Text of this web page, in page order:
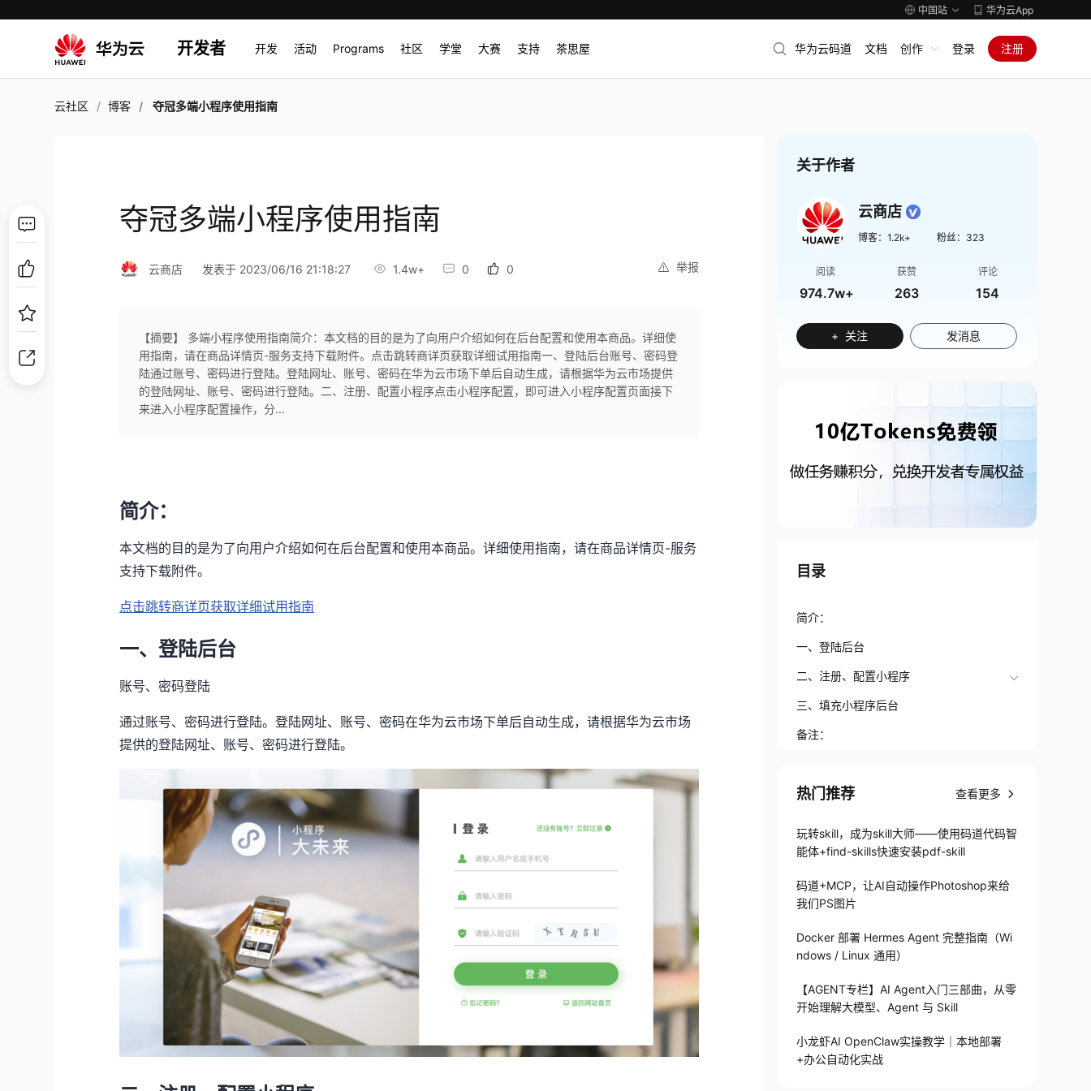
中国站 华为云App
开发者 开发 活动 Programs 社区 学堂 大赛 支持 茶思屋 华为云码道 文档 创作 登录 注册
云社区 博客 夺冠多端小程序使用指南
夺冠多端小程序使用指南
举报
云商店 发表于 2023/06/16 21:18:27 1.4w+ 0 0
【摘要】 多端小程序使用指南简介：本文档的目的是为了向用户介绍如何在后台配置和使用本商品。详细使
用指南，请在商品详情页-服务支持下载附件。点击跳转商详页获取详细试用指南一、登陆后台账号、密码登
陆通过账号、密码进行登陆。登陆网址、账号、密码在华为云市场下单后自动生成，请根据华为云市场提供
的登陆网址、账号、密码进行登陆。二、注册、配置小程序点击小程序配置，即可进入小程序配置页面接下
来进入小程序配置操作，分...
简介：
本文档的目的是为了向用户介绍如何在后台配置和使用本商品。详细使用指南，请在商品详情页-服务
支持下载附件。
点击跳转商详页获取详细试用指南
一、登陆后台
账号、密码登陆
通过账号、密码进行登陆。登陆网址、账号、密码在华为云市场下单后自动生成，请根据华为云市场
提供的登陆网址、账号、密码进行登陆。
关于作者
云商店
博客： 1.2k+ 粉丝： 323
阅读
974.7w+
获赞
263
评论
154
+ 关注 发消息
目录
简介：
一、登陆后台
二、注册、配置小程序
三、填充小程序后台
备注：
热门推荐 查看更多
玩转skill，成为skill大师——使用码道代码智
能体+find-skills快速安装pdf-skill
码道+MCP，让AI自动操作Photoshop来给
我们PS图片
Docker 部署 Hermes Agent 完整指南（Wi
ndows / Linux 通用）
【AGENT专栏】AI Agent入门三部曲，从零
开始理解大模型、Agent 与 Skill
小龙虾AI OpenClaw实操教学｜本地部署
+办公自动化实战